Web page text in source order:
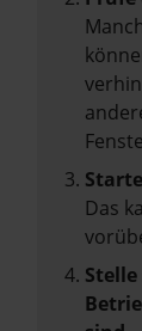
Das